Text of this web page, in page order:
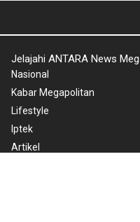
Jelajahi ANTARA News
Nasional
Kabar Megapolitan
Lifestyle
Iptek
Artikel